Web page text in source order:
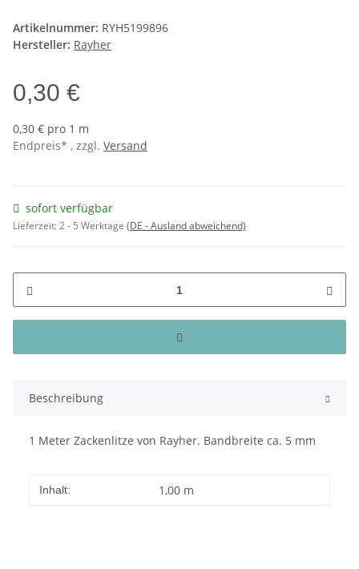
Artikelnummer: RYH5199896
Hersteller: Rayher
0,30 €
0,30 € pro 1 m
Endpreis* , zzgl. Versand
sofort verfügbar
Lieferzeit:2 - 5 Werktage (DE - Ausland abweichend)
Beschreibung
1 Meter Zackenlitze von Rayher. Bandbreite ca. 5 mm
Inhalt: 1,00 m